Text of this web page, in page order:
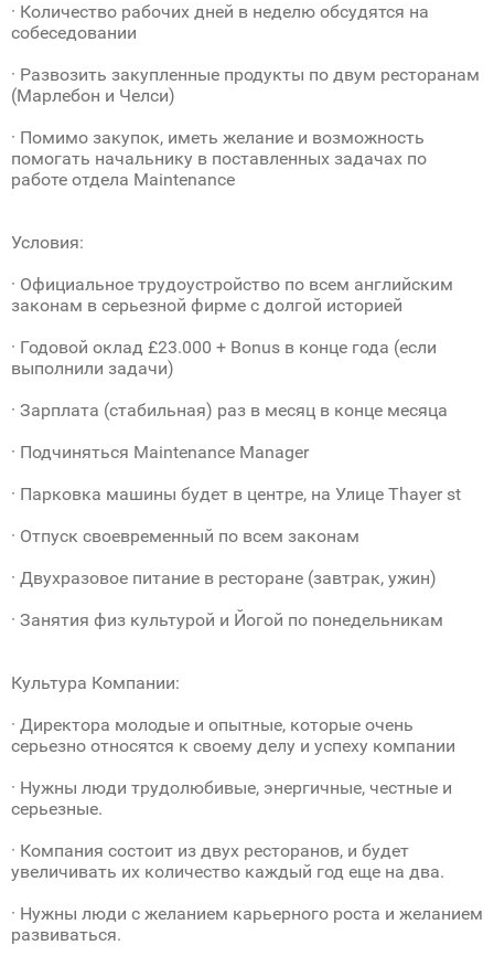
· Количество рабочих дней в неделю обсудятся на
собеседовании
· Развозить закупленные продукты по двум ресторанам
(Марлебон и Челси)
· Помимо закупок, иметь желание и возможность
помогать начальнику в поставленных задачах по
работе отдела Maintenance
Условия:
· Официальное трудоустройство по всем английским
законам в серьезной фирме с долгой историей
· Годовой оклад £23.000 + Bonus в конце года (если
выполнили задачи)
· Зарплата (стабильная) раз в месяц в конце месяца
· Подчиняться Maintenance Manager
· Парковка машины будет в центре, на Улице Thayer st
· Отпуск своевременный по всем законам
· Двухразовое питание в ресторане (завтрак, ужин)
· Занятия физ культурой и Йогой по понедельникам
Культура Компании:
· Директора молодые и опытные, которые очень
серьезно относятся к своему делу и успеху компании
· Нужны люди трудолюбивые, энергичные, честные и
серьезные.
· Компания состоит из двух ресторанов, и будет
увеличивать их количество каждый год еще на два.
· Нужны люди с желанием карьерного роста и желанием
развиваться.